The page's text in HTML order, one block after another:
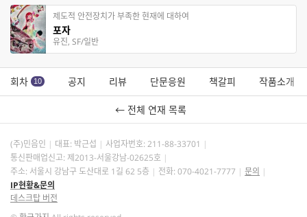
제도적 안전장치가 부족한 현재에 대하여
포자
유진, SF/일반
회차 10 공지 리뷰 단문응원 책갈피 작품소개
← 전체 연재 목록
(주)민음인 대표: 박근섭 사업자번호: 211-88-33701
통신판매업신고: 제2013-서울강남-02625호
주소: 서울시 강남구 도산대로 1길 62 5층
전화: 070-4021-7777
문의
IP현황&문의
데스크탑 버전